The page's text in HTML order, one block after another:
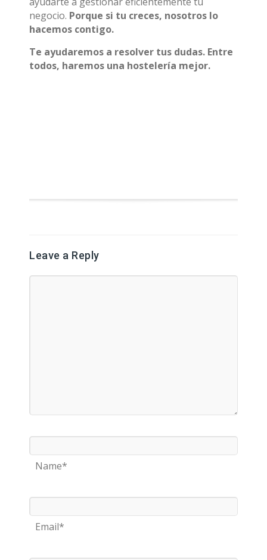
negocio. Porque si tu creces, nosotros lo
hacemos contigo.
Te ayudaremos a resolver tus dudas. Entre
todos, haremos una hostelería mejor.
Leave a Reply
Name*
Email*